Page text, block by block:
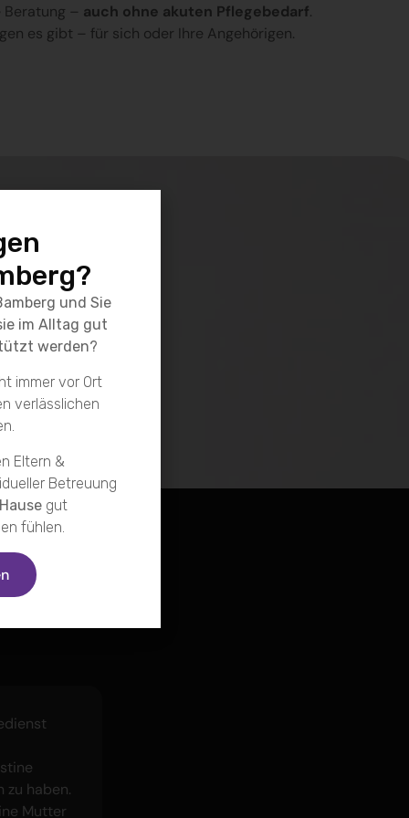
– auch ohne akuten Pflegebedarf.
es gibt – für sich oder Ihre Angehörigen.
zu haben.
Mutter
und Sie
im Alltag gut
werden?
immer vor Ort
verlässlichen
Eltern &
Betreuung
gut
fühlen.